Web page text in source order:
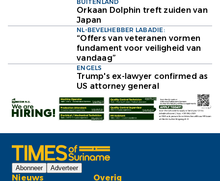
BUITENLAND
Orkaan Dolphin treft zuiden van
Japan
NL-BEVELHEBBER LABADIE:
“Offers van veteranen vormen
fundament voor veiligheid van
vandaag”
ENGELS
Trump's ex-lawyer confirmed as
US attorney general
Abonneer Adverteer
Nieuws Overig